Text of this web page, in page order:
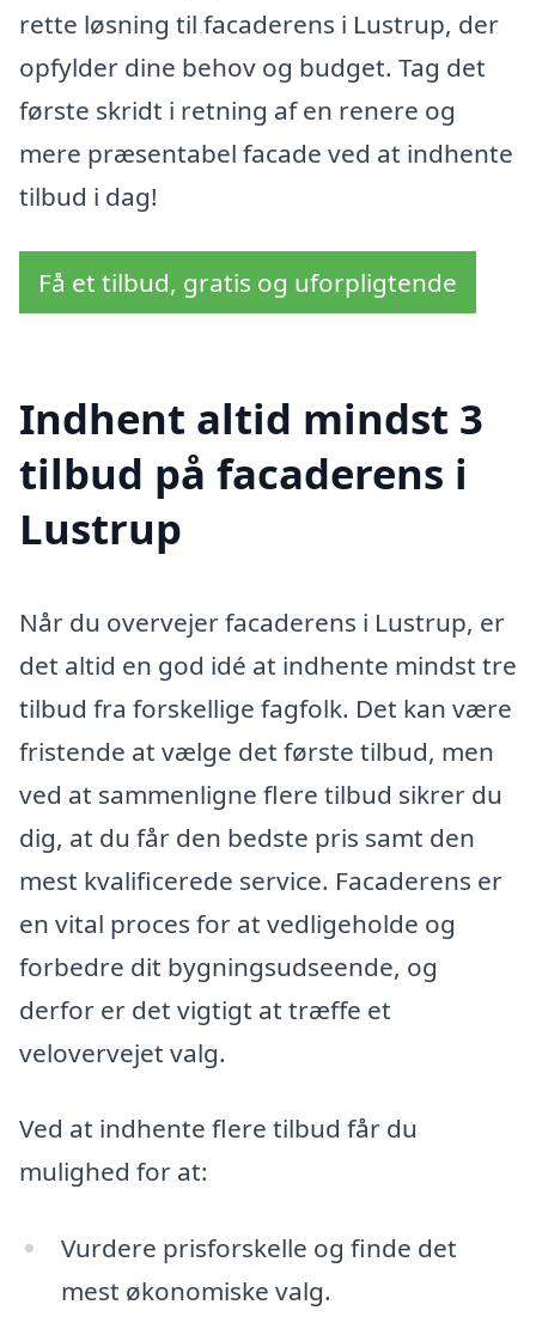
rette løsning til facaderens i Lustrup, der
opfylder dine behov og budget. Tag det
første skridt i retning af en renere og
mere præsentabel facade ved at indhente
tilbud i dag!
Få et tilbud, gratis og uforpligtende
Indhent altid mindst 3
tilbud på facaderens i
Lustrup
Når du overvejer facaderens i Lustrup, er
det altid en god idé at indhente mindst tre
tilbud fra forskellige fagfolk. Det kan være
fristende at vælge det første tilbud, men
ved at sammenligne flere tilbud sikrer du
dig, at du får den bedste pris samt den
mest kvalificerede service. Facaderens er
en vital proces for at vedligeholde og
forbedre dit bygningsudseende, og
derfor er det vigtigt at træffe et
velovervejet valg.
Ved at indhente flere tilbud får du
mulighed for at:
Vurdere prisforskelle og finde det
mest økonomiske valg.